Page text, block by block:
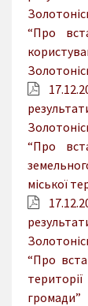
“Про
“Про
міської
“Про
громади”